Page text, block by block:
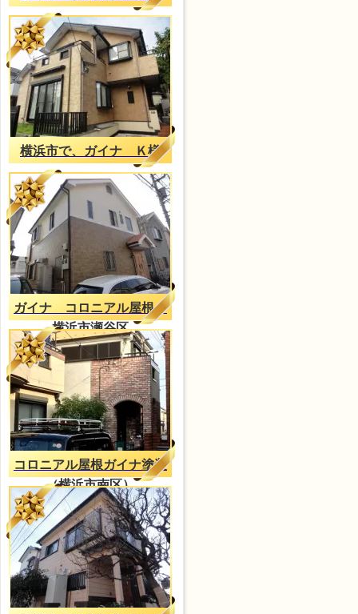
横浜市で、ガイナ Ｋ様
ガイナ コロニアル屋根
横浜市瀬谷区
コロニアル屋根ガイナ塗装
（横浜市南区）